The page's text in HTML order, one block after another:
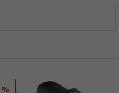
%